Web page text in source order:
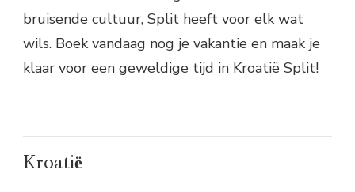
bruisende cultuur, Split heeft voor elk wat
wils. Boek vandaag nog je vakantie en maak je
klaar voor een geweldige tijd in Kroatië Split!
Kroatië